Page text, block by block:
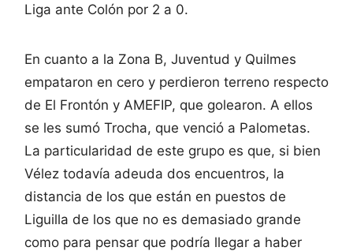
Liga ante Colón por 2 a 0.
En cuanto a la Zona B, Juventud y Quilmes
empataron en cero y perdieron terreno respecto
de El Frontón y AMEFIP, que golearon. A ellos
se les sumó Trocha, que venció a Palometas.
La particularidad de este grupo es que, si bien
Vélez todavía adeuda dos encuentros, la
distancia de los que están en puestos de
Liguilla de los que no es demasiado grande
como para pensar que podría llegar a haber